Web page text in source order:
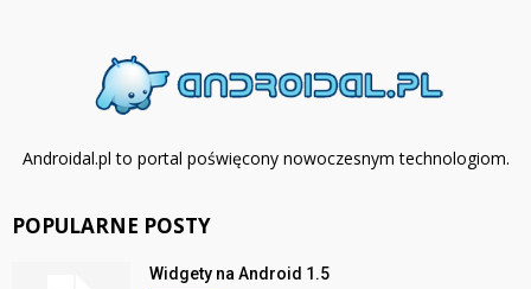
Androidal.pl to portal poświęcony nowoczesnym technologiom.
POPULARNE POSTY
Widgety na Android 1.5